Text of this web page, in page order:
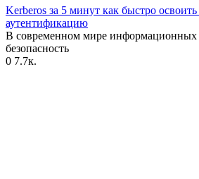
Kerberos за 5 минут как быстро
аутентификацию
В современном мире информационных
безопасность
0 7.7к.